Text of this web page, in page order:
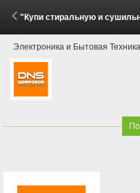
"Купи стиральную и сушильную машины с соединительным элементом
Электроника и Бытовая Техника